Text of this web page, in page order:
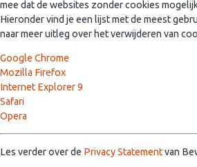
mee dat de websites zonder cookies
Hieronder vind je een lijst met de meest
naar meer uitleg over het verwijderen van
Google Chrome
Mozilla Firefox
Internet Explorer 9
Safari
Opera
Les verder over de Privacy Statementvan